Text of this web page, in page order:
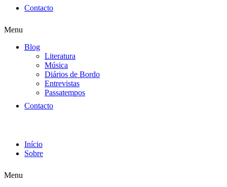
Contacto
Menu
Blog
Literatura
Música
Diários de Bordo
Entrevistas
Passatempos
Contacto
Início
Sobre
Menu